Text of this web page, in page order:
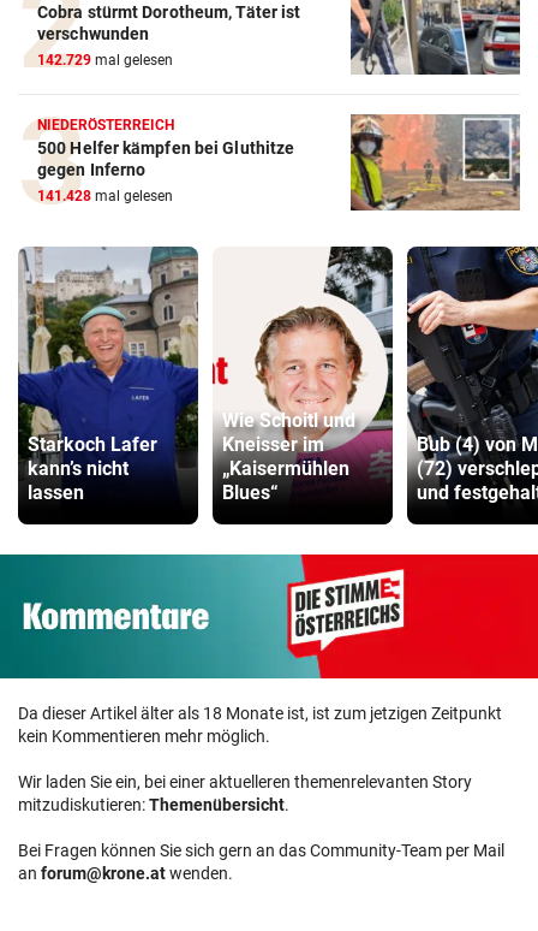
Cobra stürmt Dorotheum, Täter ist
verschwunden
142.729 mal gelesen
NIEDERÖSTERREICH
500 Helfer kämpfen bei Gluthitze
gegen Inferno
141.428 mal gelesen
Starkoch Lafer
kann’s nicht
lassen
Wie Schoitl und
Kneisser im
„Kaisermühlen
Blues“
Bub (4) von
(72)
und
Da dieser Artikel älter als 18 Monate ist, ist zum jetzigen Zeitpunkt
kein Kommentieren mehr möglich.
Wir laden Sie ein, bei einer aktuelleren themenrelevanten Story
mitzudiskutieren:Themenübersicht.
Bei Fragen können Sie sich gern an das Community-Team per Mail
an forum@krone.atwenden.